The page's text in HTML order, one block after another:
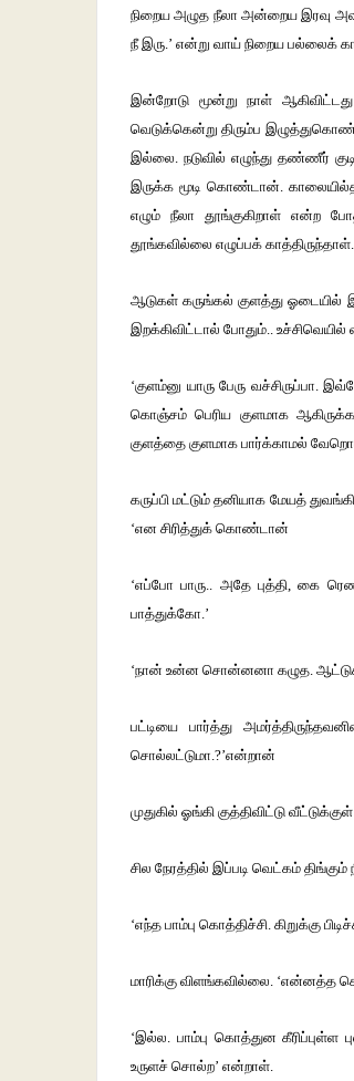
நிறைய அழுத நீலா அன்றைய இரவு
நீ இரு.’ என்று வாய் நிறைய பல்லைக்
இன்றோடு மூன்று நாள்
வெடுக்கென்று திரும்ப
இல்லை. நடுவில் எழுந்து தண்ணீர்
இருக்க மூடி கொண்டான்.
எழும் நீலா தூங்குகிறாள் என்ற
தூங்கவில்லை எழுப்பக்
ஆடுகள் கருங்கல் குளத்து ஓடையில்
இறக்கிவிட்டால் போதும்.. உச்சிவெயில்
‘குளம்னு யாரு பேரு
கொஞ்சம் பெரிய குளமாக
குளத்தை குளமாக பார்க்காமல்
கருப்பி மட்டும் தனியாக மேயத்
‘என சிரித்துக் கொண்டான்
‘எப்போ பாரு.. அதே புத்தி, கை
பாத்துக்கோ.’
‘நான் உன்ன சொன்னனா கழுத. ஆட்டுக்கு
பட்டியை பார்த்து
சொல்லட்டுமா.?’என்றான்
முதுகில் ஓங்கி குத்திவிட்டு
சில நேரத்தில் இப்படி வெட்கம்
‘எந்த பாம்பு கொத்திச்சி. கிறுக்கு
மாரிக்கு விளங்கவில்லை. ‘என்னத்த
‘இல்ல. பாம்பு கொத்துன
உருளச் சொல்ற’ என்றாள்.